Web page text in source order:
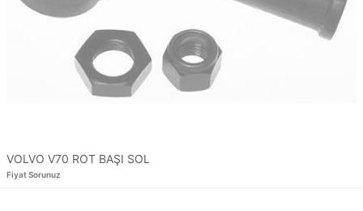
VOLVO V70 ROT BAŞI SOL
Fiyat Sorunuz